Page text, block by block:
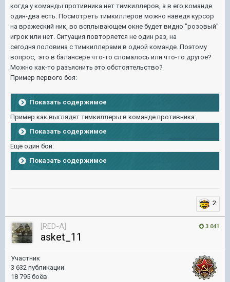
когда у команды противника нет тимкиллеров, а в его команде
один-два есть. Посмотреть тимкиллеров можно наведя курсор
на вражеский ник, во всплывающем окне будет видно "розовый"
игрок или нет. Ситуация повторяется не один раз, на
сегодня половина с тимкиллерами в одной команде. Поэтому
вопрос, это в балансере что-то сломалось или что-то другое?
Можно как-то разъяснить это обстоятельство?
Пример первого боя:
Показать содержимое
Пример как выглядят тимкиллеры в команде противника:
Показать содержимое
Ещё один бой:
Показать содержимое
2
3 041
[RED-A]
asket_11
Участник
3 632 публикации
18 795 боёв